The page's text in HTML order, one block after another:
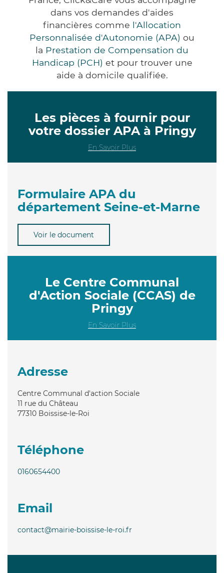
dans vos demandes d'aides
financières comme l'Allocation
Personnalisée d'Autonomie (APA) ou
la Prestation de Compensation du
Handicap (PCH) et pour trouver une
aide à domicile qualifiée.
Les pièces à fournir pour
votre dossier APA à Pringy
En Savoir Plus
Formulaire APA du
département Seine-et-Marne
Voir le document
Le Centre Communal
d'Action Sociale (CCAS) de
Pringy
En Savoir Plus
Adresse
Centre Communal d'action Sociale
11 rue du Château
77310 Boissise-le-Roi
Téléphone
0160654400
Email
contact@mairie-boissise-le-roi.fr